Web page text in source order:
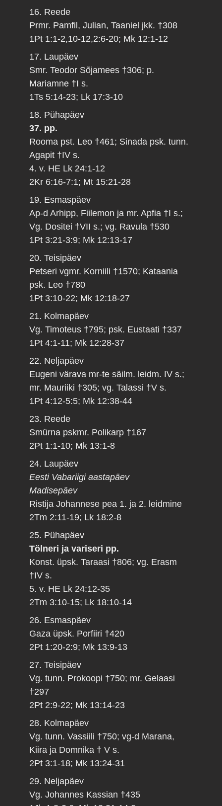
16. Reede
Prmr. Pamfil, Julian, Taaniel jkk. †308
1Pt 1:1-2,10-12,2:6-20; Mk 12:1-12
17. Laupäev
Smr. Teodor Sõjamees †306; p.
Mariamne †I s.
1Ts 5:14-23; Lk 17:3-10
18. Pühapäev
37. pp.
Rooma pst. Leo †461; Sinada psk. tunn.
Agapit †IV s.
4. v. HE Lk 24:1-12
2Kr 6:16-7:1; Mt 15:21-28
19. Esmaspäev
Ap-d Arhipp, Fiilemon ja mr. Apfia †I s.;
Vg. Dositei †VII s.; vg. Ravula †530
1Pt 3:21-3:9; Mk 12:13-17
20. Teisipäev
Petseri vgmr. Korniili †1570; Kataania
psk. Leo †780
1Pt 3:10-22; Mk 12:18-27
21. Kolmapäev
Vg. Timoteus †795; psk. Eustaati †337
1Pt 4:1-11; Mk 12:28-37
22. Neljapäev
Eugeni värava mr-te säilm. leidm. IV s.;
mr. Mauriiki †305; vg. Talassi †V s.
1Pt 4:12-5:5; Mk 12:38-44
23. Reede
Smürna pskmr. Polikarp †167
2Pt 1:1-10; Mk 13:1-8
24. Laupäev
Eesti Vabariigi aastapäev
Madisepäev
Ristija Johannese pea 1. ja 2. leidmine
2Tm 2:11-19; Lk 18:2-8
25. Pühapäev
Tölneri ja variseri pp.
Konst. üpsk. Taraasi †806; vg. Erasm
†IV s.
5. v. HE Lk 24:12-35
2Tm 3:10-15; Lk 18:10-14
26. Esmaspäev
Gaza üpsk. Porfiiri †420
2Pt 1:20-2:9; Mk 13:9-13
27. Teisipäev
Vg. tunn. Prokoopi †750; mr. Gelaasi
†297
2Pt 2:9-22; Mk 13:14-23
28. Kolmapäev
Vg. tunn. Vassiili †750; vg-d Marana,
Kiira ja Domnika † V s.
2Pt 3:1-18; Mk 13:24-31
29. Neljapäev
Vg. Johannes Kassian †435